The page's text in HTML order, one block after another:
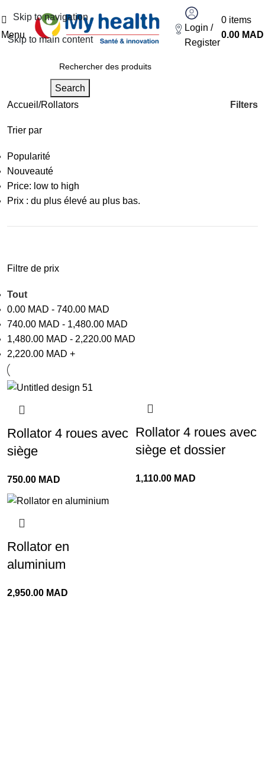
Skip to navigation
Skip to main content
Menu
Login /
Register
0 items
0.00 MAD
Search
Accueil Rollators Filters
Trier par
Popularité
Nouveauté
Price: low to high
Prix : du plus élevé au plus bas.
Filtre de prix
Tout
0.00 MAD - 740.00 MAD
740.00 MAD - 1,480.00 MAD
1,480.00 MAD - 2,220.00 MAD
2,220.00 MAD +
Rollator 4 roues avec
siège
750.00 MAD
Rollator 4 roues avec
siège et dossier
1,110.00 MAD
Rollator en
aluminium
2,950.00 MAD